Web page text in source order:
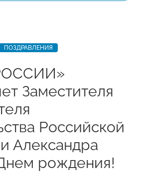
ПОЗДРАВЛЕНИЯ
Заместителя
Российской
Александра
рождения!